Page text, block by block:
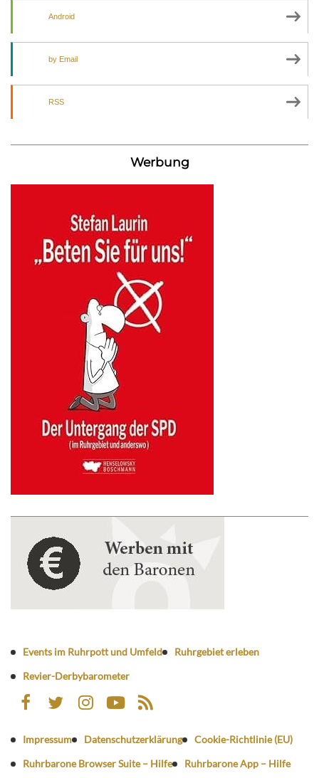
Android
by Email
RSS
Werbung
Events im Ruhrpott und Umfeld
Ruhrgebiet erleben
Revier-Derbybarometer
Impressum Datenschutzerklärung
Cookie-Richtlinie (EU)
Ruhrbarone Browser Suite – Hilfe
Ruhrbarone App – Hilfe